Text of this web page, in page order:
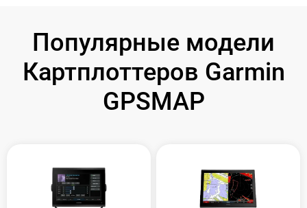
Популярные модели
Картплоттеров Garmin
GPSMAP